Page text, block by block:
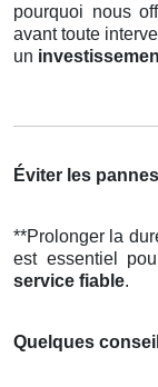
pourquoi nous
avant toute
un
Éviter les pannes
**Prolonger la
est essentiel
service fiable.
Quelques